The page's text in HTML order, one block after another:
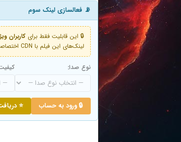
📡 فعالسازی لینک سوم
🔒 این قابلیت فقط برای کاربران
لینک‌های این فیلم با CDN اختصاصی ایران را ثبت کنید و دقایقی بعد به لینک سوم آن دسترسی خواهید داشت
نوع صدا:
🔒 ورود به حساب ⭐